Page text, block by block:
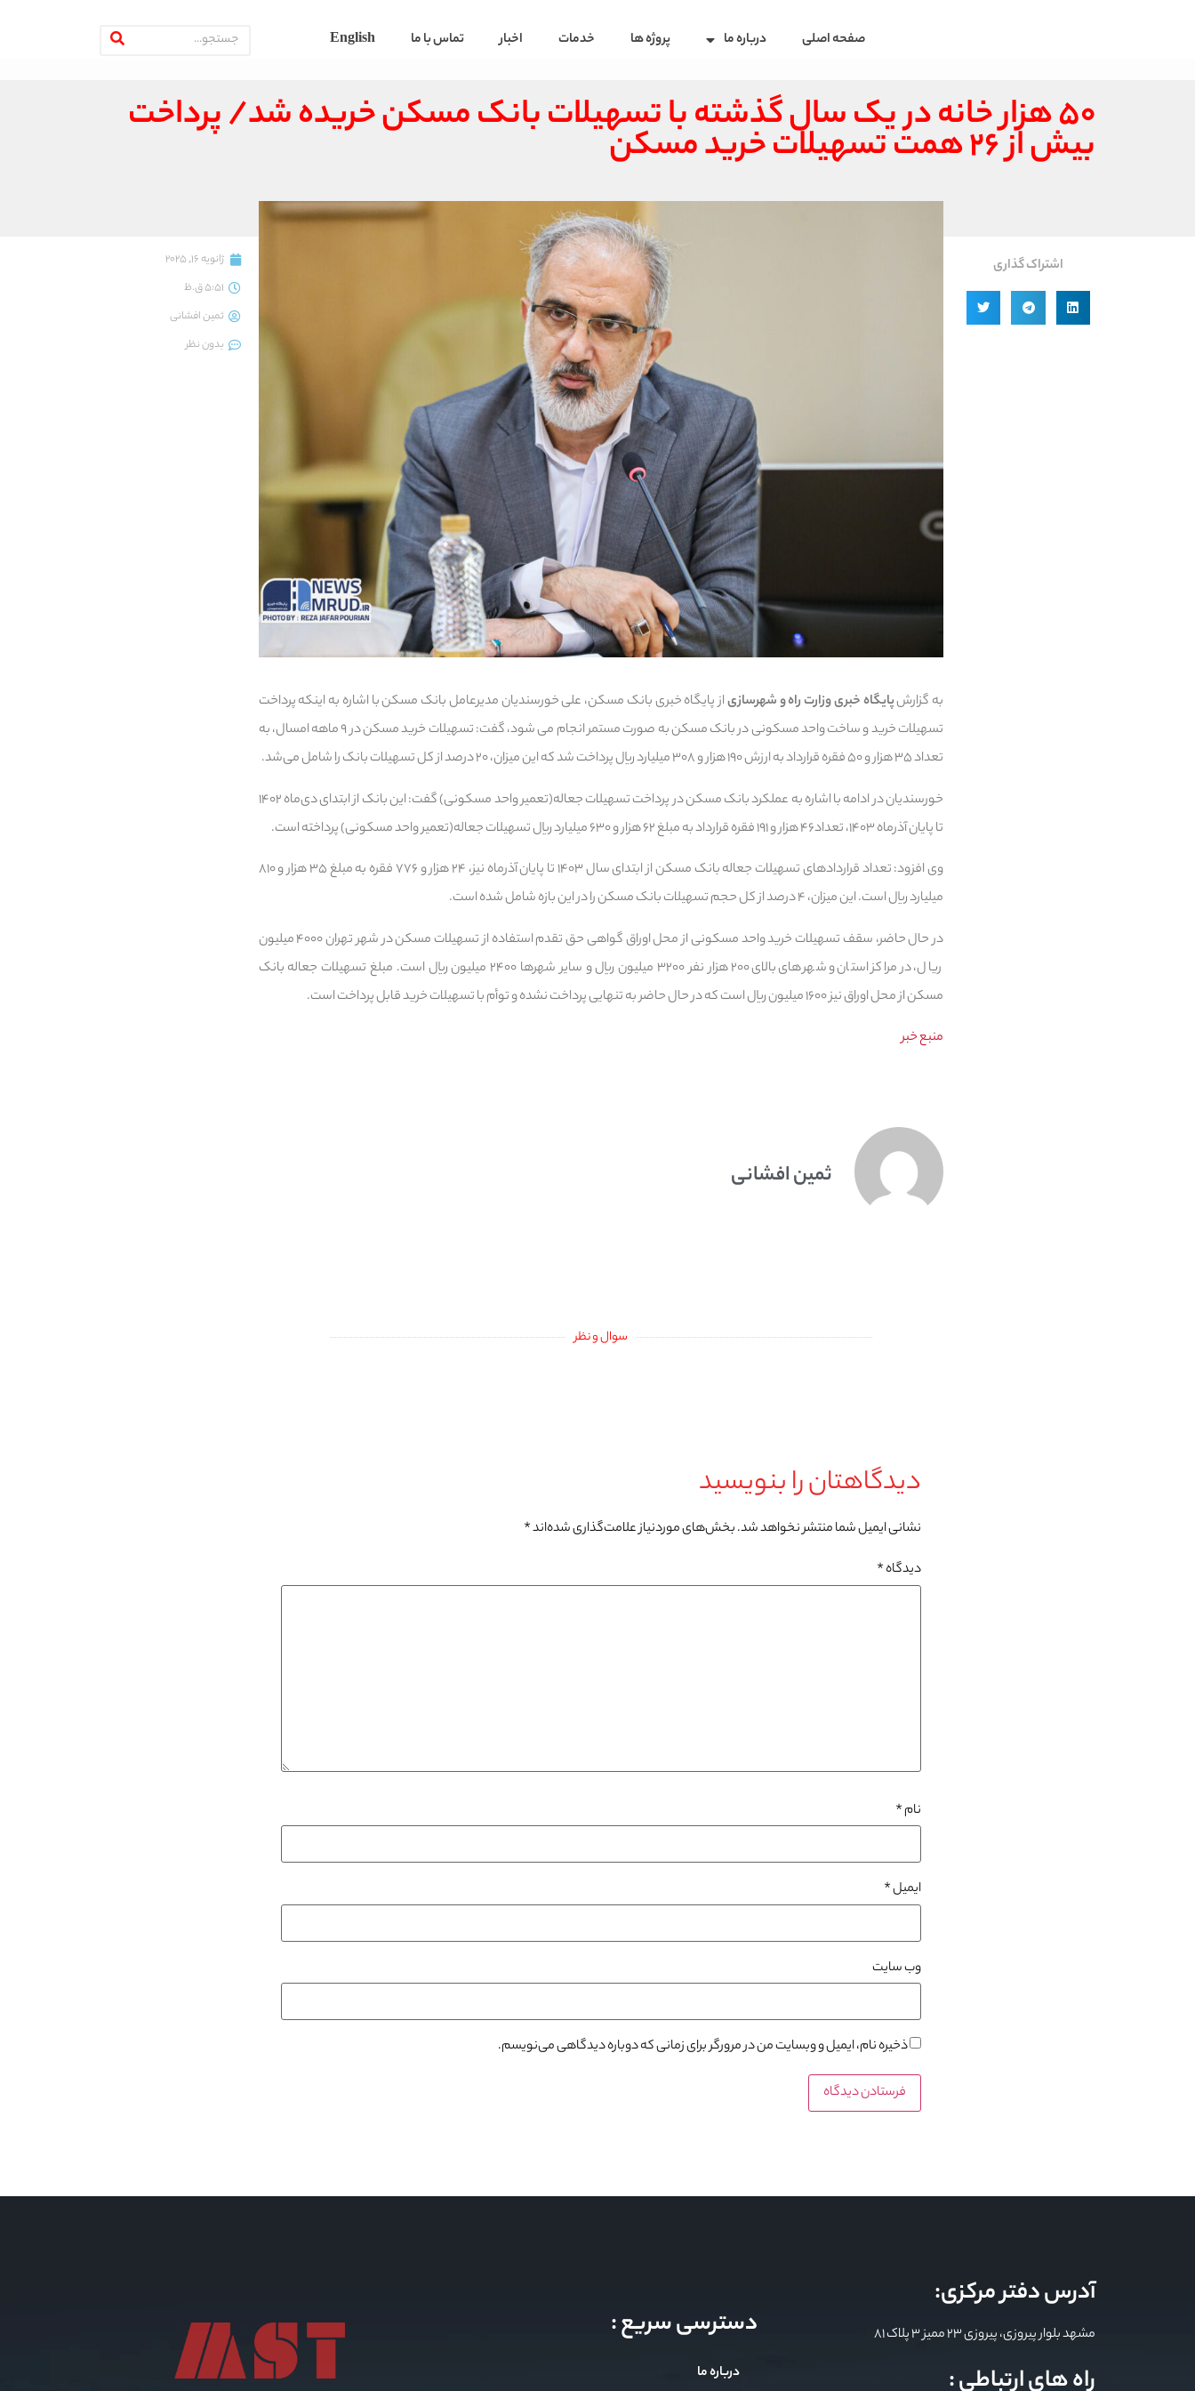
صفحه اصلی درباره ما پروژه ها خدمات اخبار تماس با ما English
۵۰ هزار خانه در یک سال گذشته با تسهیلات بانک مسکن خریده شد/ پرداخت
بیش از ۲۶ همت تسهیلات خرید مسکن
اشتراک گذاری
به گزارشپایگاه خبری وزارت راه و شهرسازیاز پایگاه خبری بانک مسکن، علی خورسندیان مدیرعامل بانک مسکن با اشاره به اینکه پرداخت
تسهیلات خرید و ساخت واحد مسکونی در بانک مسکن به صورت مستمر انجام می شود، گفت: تسهیلات خرید مسکن در ۹ ماهه امسال، به
تعداد ۳۵ هزار و ۵۰ فقره قرارداد به ارزش ۱۹۰ هزار و ۳۰۸ میلیارد ریال پرداخت شد که این میزان، ۲۰ درصد از کل تسهیلات بانک را شامل ‌می‌شد.
خورسندیان در ادامه با اشاره به عملکرد بانک مسکن در پرداخت تسهیلات جعاله(تعمیر واحد مسکونی) گفت: این بانک از ابتدای دی‌ماه ۱۴۰۲
تا پایان آذرماه ۱۴۰۳، تعداد۴۶ هزار و ۱۹۱ فقره قرارداد به مبلغ ۶۲ هزار و ۶۳۰ میلیارد ریال تسهیلات جعاله(تعمیر واحد مسکونی) پرداخته است.
وی افزود: تعداد قراردادهای تسهیلات جعاله بانک مسکن از ابتدای سال ۱۴۰۳ تا پایان آذرماه نیز، ۲۴ هزار و ۷۷۶ فقره به مبلغ ۳۵ هزار و ۸۱۰
میلیارد ریال است. این میزان، ۴ درصد از کل حجم تسهیلات بانک مسکن را در این بازه شامل شده است.
در حال حاضر، سقف تسهیلات خرید واحد مسکونی از محل اوراق گواهی حق تقدم استفاده از تسهیلات مسکن در شهر تهران ۴۰۰۰ میلیون
ریال، در مراکز استان و شهرهای بالای ۲۰۰ هزار نفر ۳۲۰۰ میلیون ریال و سایر شهرها ۲۴۰۰ میلیون ریال است. مبلغ تسهیلات جعاله بانک
مسکن از محل اوراق نیز ۱۶۰۰ میلیون ریال است که در حال حاضر به تنهایی پرداخت نشده و توأم با تسهیلات خرید قابل پرداخت است.
منبع خبر
ثمین افشانی
سوال و نظر
دیدگاهتان را بنویسید
نشانی ایمیل شما منتشر نخواهد شد.بخش‌های موردنیاز علامت‌گذاری شده‌اند*
دیدگاه*
نام*
ایمیل*
وب‌ سایت
ذخیره نام، ایمیل و وبسایت من در مرورگر برای زمانی که دوباره دیدگاهی می‌نویسم.
ژانویه 16, 2025
5:51 ق.ظ
ثمین افشانی
بدون نظر
آدرس دفتر مرکزی:
مشهد بلوار پیروزی، پیروزی 23 ممیز 3 پلاک 81
راه های ارتباطی :
دسترسی سریع :
درباره ما